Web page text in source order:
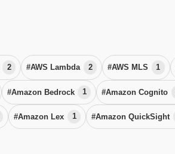
2 #AWS Lambda 2 #AWS MLS 1
#Amazon Bedrock 1 #Amazon Cognito
#Amazon Lex 1 #Amazon QuickSight